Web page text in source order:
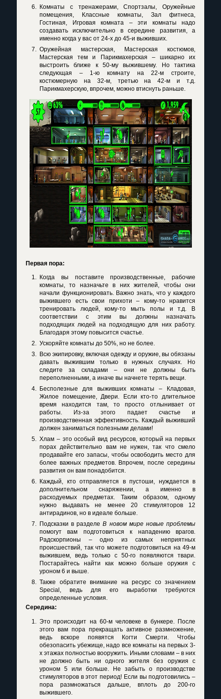
Комнаты с тренажерами, Спортзалы, Оружейные
помещения, Классные комнаты, Зал фитнеса,
Гостиная, Игровая комната – эти комнаты надо
создавать исключительно в середине развития, а
именно когда у вас от 24-х до 45-и выживших.
Оружейная мастерская, Мастерская костюмов,
Мастерская тем и Парикмахерская – шикарно их
выстроить ближе к 50-му выжившему. Но тактика
следующая – 1-ю комнату на 22-м строите,
костюмерную на 32-м, третью на 42-м и т.д.
Парикмахерскую, впрочем, можно втиснуть раньше.
Первая пора:
Когда вы поставите производственные, рабочие
комнаты, то назначьте в них жителей, чтобы они
начали функционировать. Важно знать, что у каждого
выжившего есть свои прихоти – кому-то нравится
тренировать людей, кому-то мыть полы и т.д. В
соответствии с этим вы должны назначать
подходящих людей на подходящую для них работу.
Благодаря этому повысится счастье.
Ускоряйте комнаты до 50%, но не более.
Всю экипировку, включая одежду и оружие, вы обязаны
давать выжившим только в нужных случаях. Но
следите за складами – они не должны быть
переполненными, а иначе вы начнете терять вещи.
Бесполезные для выживших комнаты – Кладовая,
Жилое помещение, Двери. Если кто-то длительное
время находится там, то просто отлынивает от
работы. Из-за этого падает счастье и
производственная эффективность. Каждый выживший
должен заниматься полезными делами!
Хлам – это особый вид ресурсов, который на первых
порах действительно вам не нужен, так что смело
продавайте его запасы, чтобы освободить место для
более важных предметов. Впрочем, после середины
развития он вам понадобится.
Каждый, кто отправляется в пустоши, нуждается в
дополнительном снаряжении, а именно в
расходуемых предметах. Таким образом, одному
нужно выдавать не менее 20 стимуляторов 12
антирадинов, но в идеале больше.
Подсказки в разделеВ новом мире новые проблемы
помогут вам подготовиться к нападению врагов.
Радскорпионы – одно из самых неприятных
происшествий, так что можете подготовиться на 49-м
выжившем, ведь только с 50-го появляются твари.
Постарайтесь найти как можно больше оружия с
уроном 6 и выше.
Также обратите внимание на ресурс со значением
Special , ведь для его выработки требуются
определенные условия.
Середина:
Это происходит на 60-м человеке в бункере. После
этого вам пора прекращать активное размножение,
ведь вскоре появятся Когти Смерти. Чтобы
обезопасить убежище, надо все комнаты на первых 3-
х этажах полностью вооружить. Иными словами – в них
не должно быть ни одного жителя без оружия с
уроном 5 или больше. Не забыть о производстве
стимуляторов в этот период! Если вы подготовились –
пора размножаться дальше, вплоть до 200-го
выжившего.